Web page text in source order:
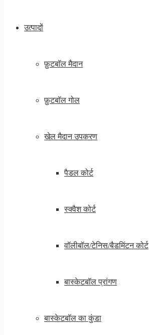
उत्पादों
फ़ुटबॉल मैदान
फ़ुटबॉल गोल
खेल मैदान उपकरण
पैडल कोर्ट
स्क्वैश कोर्ट
वॉलीबॉल/टेनिस/बैडमिंटन कोर्ट
बास्केटबॉल प्रांगण
बास्केटबॉल का कुंडा